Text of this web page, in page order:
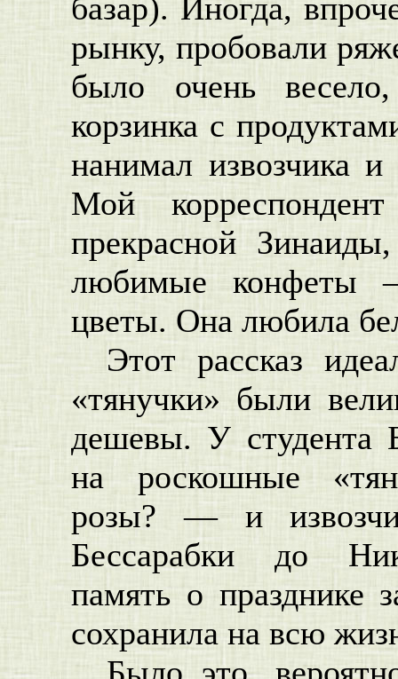
базар). Иногда,
рынку, пробовали
было очень
корзинка с
нанимал извозчика
Мой
прекрасной
любимые конфеты
цветы. Она любила
Этот рассказ
«тянучки» были
дешевы. У студента
на роскошные
розы? — и
Бессарабки до
память о празднике
сохранила на всю
Было это,